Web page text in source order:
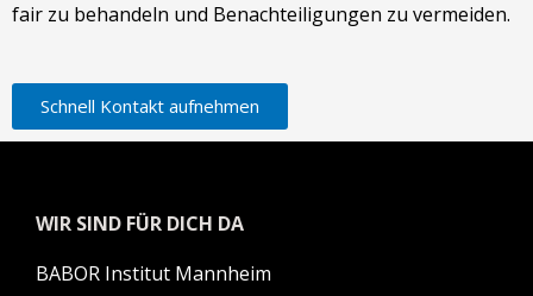
fair zu behandeln und Benachteiligungen zu vermeiden.
Schnell Kontakt aufnehmen
WIR SIND FÜR DICH DA
BABOR Institut Mannheim